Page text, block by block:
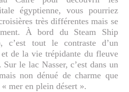
égyptienne, vous pourriez
très différentes mais se
À bord du Steam Ship
c’est tout le contraste d’un
de la vie trépidante du fleuve
le lac Nasser, c’est dans un
non dénué de charme que
mer en plein désert ».